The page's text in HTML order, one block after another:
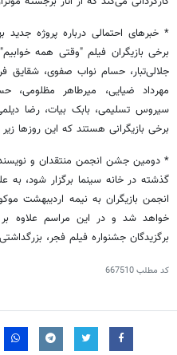
* خبرهای احتمالی درباره پروژه
برخی بازیگران فیلم "وقتی همه
جلالی‌تبار، حسام نواب صفوی، شقایق
مهرداد ضیایی، میرطاهر مظلومی،
سیروس تسلیمی، بابک بیات، رضا
برخی بازیگرانی هستند که این روزها
* دومین جشن انجمن منتقدان و
گذشته در خانه سینما برگزار
انجمن بازیگران به نیمه اردیبهشت
خواهد شد و در این مراسم علاوه بر
برگزیدگان جشنواره فیلم فجر،
کد مطلب667510